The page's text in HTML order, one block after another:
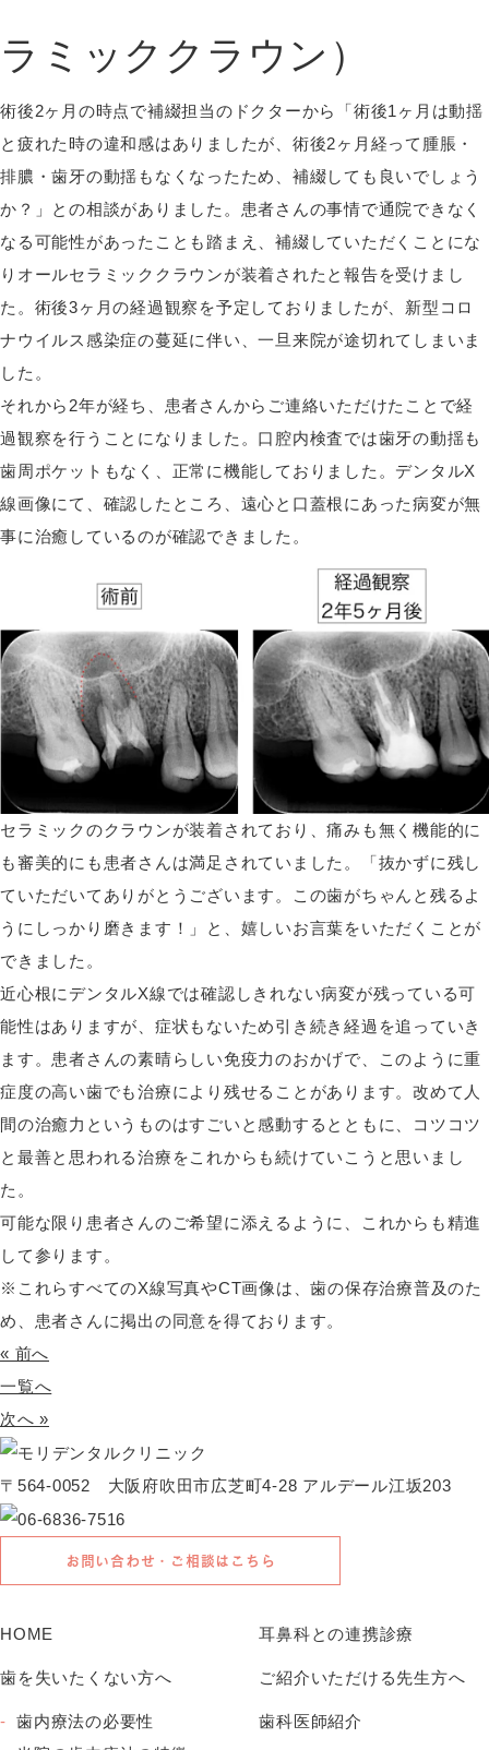
ラミッククラウン）
術後2ヶ月の時点で補綴担当のドクターから「術後1ヶ月は動揺
と疲れた時の違和感はありましたが、術後2ヶ月経って腫脹・
排膿・歯牙の動揺もなくなったため、補綴しても良いでしょう
か？」との相談がありました。患者さんの事情で通院できなく
なる可能性があったことも踏まえ、補綴していただくことにな
りオールセラミッククラウンが装着されたと報告を受けまし
た。術後3ヶ月の経過観察を予定しておりましたが、新型コロ
ナウイルス感染症の蔓延に伴い、一旦来院が途切れてしまいま
した。
それから2年が経ち、患者さんからご連絡いただけたことで経
過観察を行うことになりました。口腔内検査では歯牙の動揺も
歯周ポケットもなく、正常に機能しておりました。デンタルX
線画像にて、確認したところ、遠心と口蓋根にあった病変が無
事に治癒しているのが確認できました。
セラミックのクラウンが装着されており、痛みも無く機能的に
も審美的にも患者さんは満足されていました。「抜かずに残し
ていただいてありがとうございます。この歯がちゃんと残るよ
うにしっかり磨きます！」と、嬉しいお言葉をいただくことが
できました。
近心根にデンタルX線では確認しきれない病変が残っている可
能性はありますが、症状もないため引き続き経過を追っていき
ます。患者さんの素晴らしい免疫力のおかげで、このように重
症度の高い歯でも治療により残せることがあります。改めて人
間の治癒力というものはすごいと感動するとともに、コツコツ
と最善と思われる治療をこれからも続けていこうと思いまし
た。
可能な限り患者さんのご希望に添えるように、これからも精進
して参ります。
※これらすべてのX線写真やCT画像は、歯の保存治療普及のた
め、患者さんに掲出の同意を得ております。
« 前へ
一覧へ
次へ »
〒564-0052 大阪府吹田市広芝町4-28 アルデール江坂203
お問い合わせ・ご相談はこちら
HOME
歯を失いたくない方へ
歯内療法の必要性
耳鼻科との連携診療
ご紹介いただける先生方へ
歯科医師紹介